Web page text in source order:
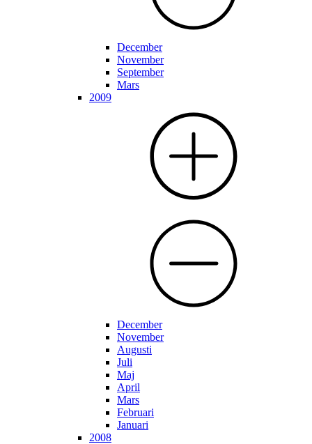
December
November
September
Mars
2009
December
November
Augusti
Juli
Maj
April
Mars
Februari
Januari
2008